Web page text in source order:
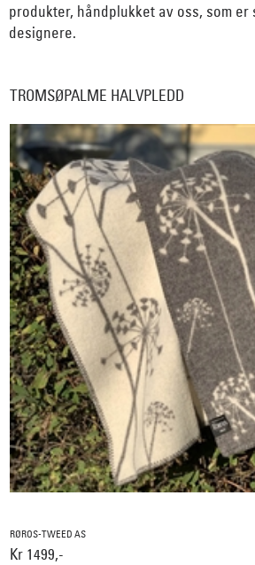
produkter, håndplukket av oss, som er
designere.
TROMSØPALME HALVPLEDD
RØROS-TWEED AS
Kr 1499,-